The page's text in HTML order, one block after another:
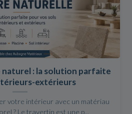
: la solution parfaite
extérieurs
votre intérieur avec un matériau
? Le travertin est une p...